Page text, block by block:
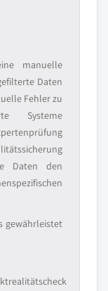
manuelle
Daten
Fehler zu
Systeme
Daten den
gewährleistet